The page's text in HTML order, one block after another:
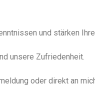
und stärken
unsere Zufriedenheit.
oder direkt an